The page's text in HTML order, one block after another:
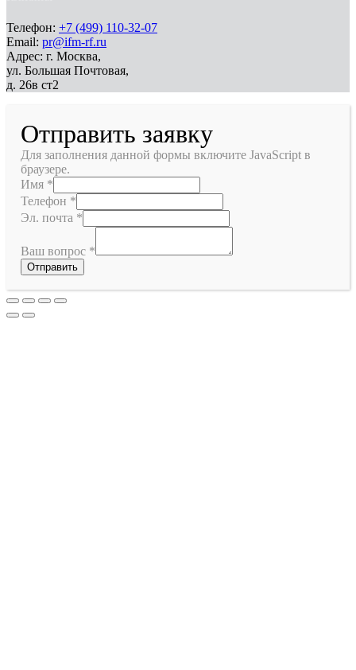
Телефон: +7 (499) 110-32-07
Email: pr@ifm-rf.ru
Адрес: г. Москва,
ул. Большая Почтовая,
д. 26в ст2
Отправить заявку
Для заполнения данной формы включите JavaScript в
браузере.
Имя *
Телефон *
Эл. почта *
Ваш вопрос *
Отправить